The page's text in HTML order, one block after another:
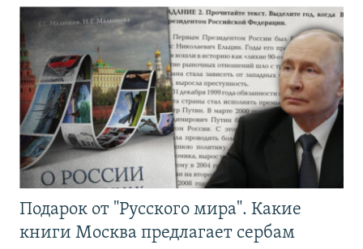
Подарок от "Русского мира". Какие
книги Москва предлагает сербам